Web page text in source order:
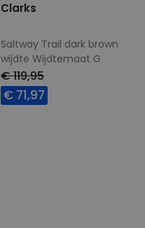
Clarks
Saltway Trail dark brown
wijdte Wijdtemaat G
€ 119,95
€ 71,97